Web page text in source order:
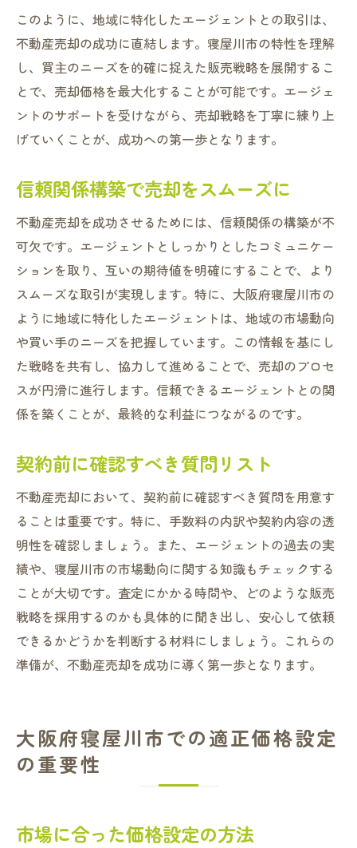
このように、地域に特化したエージェントとの取引は、
不動産売却の成功に直結します。寝屋川市の特性を理解
し、買主のニーズを的確に捉えた販売戦略を展開するこ
とで、売却価格を最大化することが可能です。エージェ
ントのサポートを受けながら、売却戦略を丁寧に練り上
げていくことが、成功への第一歩となります。
信頼関係構築で売却をスムーズに
不動産売却を成功させるためには、信頼関係の構築が不
可欠です。エージェントとしっかりとしたコミュニケー
ションを取り、互いの期待値を明確にすることで、より
スムーズな取引が実現します。特に、大阪府寝屋川市の
ように地域に特化したエージェントは、地域の市場動向
や買い手のニーズを把握しています。この情報を基にし
た戦略を共有し、協力して進めることで、売却のプロセ
スが円滑に進行します。信頼できるエージェントとの関
係を築くことが、最終的な利益につながるのです。
契約前に確認すべき質問リスト
不動産売却において、契約前に確認すべき質問を用意す
ることは重要です。特に、手数料の内訳や契約内容の透
明性を確認しましょう。また、エージェントの過去の実
績や、寝屋川市の市場動向に関する知識もチェックする
ことが大切です。査定にかかる時間や、どのような販売
戦略を採用するのかも具体的に聞き出し、安心して依頼
できるかどうかを判断する材料にしましょう。これらの
準備が、不動産売却を成功に導く第一歩となります。
大阪府寝屋川市での適正価格設定
の重要性
市場に合った価格設定の方法